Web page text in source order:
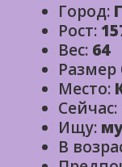
Город:
Рост:
Вес: 64
Размер
Место:
Сейчас:
Ищу:
В